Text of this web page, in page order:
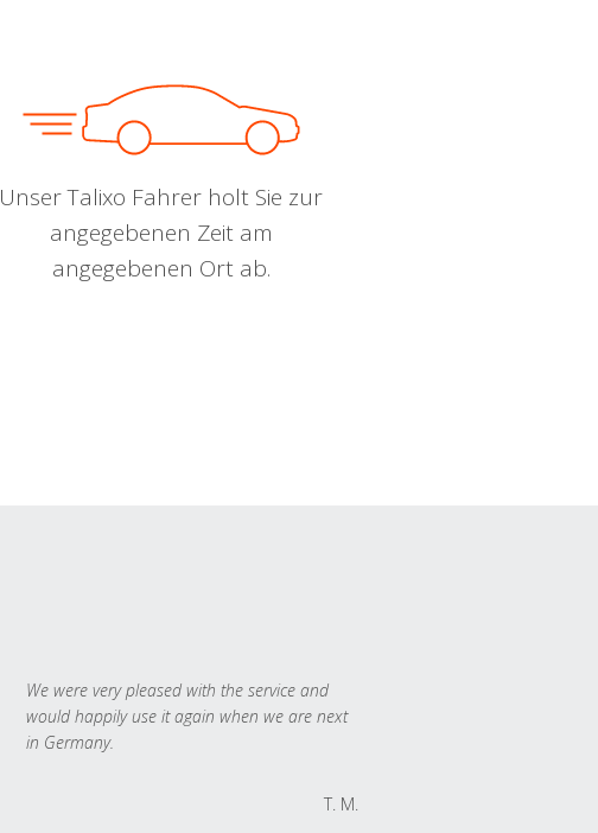
Unser Talixo Fahrer holt Sie zur
angegebenen Zeit am
angegebenen Ort ab.
We were very pleased with the service and
would happily use it again when we are next
in Germany.
T. M.